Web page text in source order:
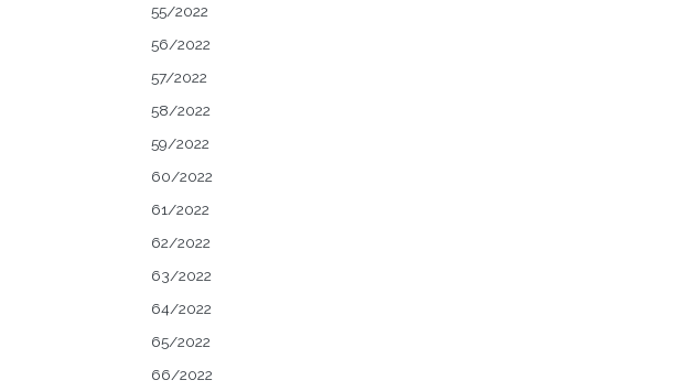
55/2022
56/2022
57/2022
58/2022
59/2022
60/2022
61/2022
62/2022
63/2022
64/2022
65/2022
66/2022